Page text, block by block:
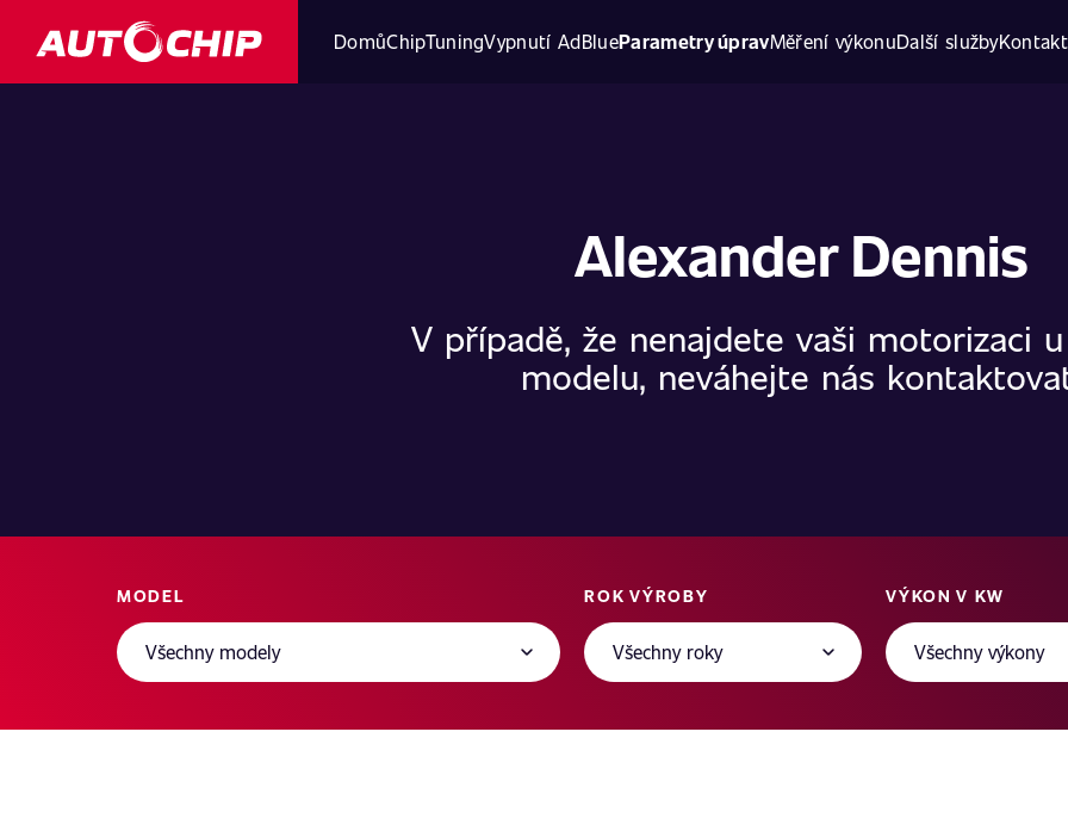
DomůChipTuningVypnutí AdBlueParametry úpravMěření výkonuDalší službyKontakt
Alexander Dennis
V případě, že nenajdete vaši motorizaci
modelu, neváhejte nás
MODEL ROK VÝROBY VÝKON V KW